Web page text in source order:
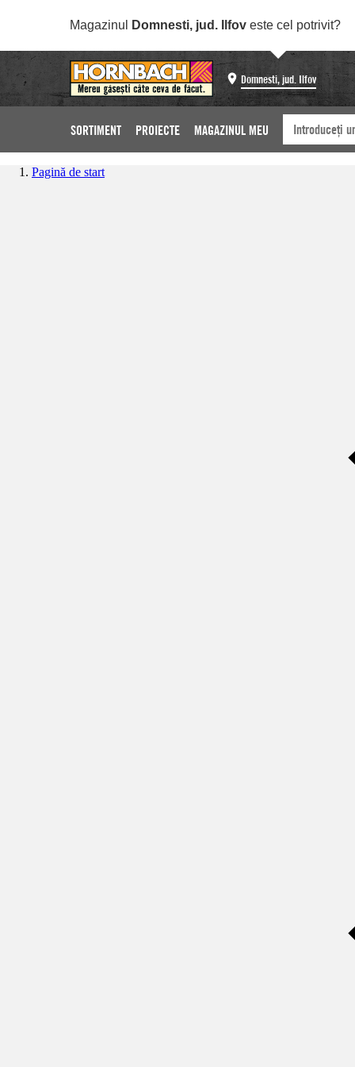
Magazinul Domnesti, jud. Ilfov este cel potrivit?
Domnesti, jud. Ilfov
SORTIMENT PROIECTE MAGAZINUL MEU
Pagină de start